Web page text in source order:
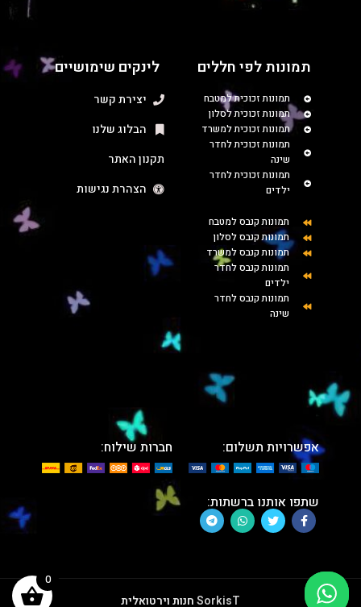
תמונות לפי חללים
תמונות זכוכית למטבח
תמונות זכוכית לסלון
תמונות זכוכית למשרד
תמונות זכוכית לחדר
שינה
תמונות זכוכית לחדר
ילדים
תמונות קנבס למטבח
תמונות קנבס לסלון
תמונות קנבס למשרד
תמונות קנבס לחדר
ילדים
תמונות קנבס לחדר
שינה
לינקים שימושיים
יצירת קשר
הבלוג שלנו
תקנון האתר
הצהרת נגישות
אפשרויות תשלום: חברות שילוח:
שתפו אותנו ברשתות:
SorkisTחנות וירטואלית
0